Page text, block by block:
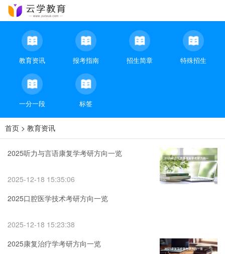
教育资讯 报考指南 招生简章 特殊招生
一分一段 标签
首页 > 教育资讯
2025听力与言语康复学考研方向一览
2025-12-18 15:35:06
2025口腔医学技术考研方向一览
2025-12-18 15:23:38
2025康复治疗学考研方向一览